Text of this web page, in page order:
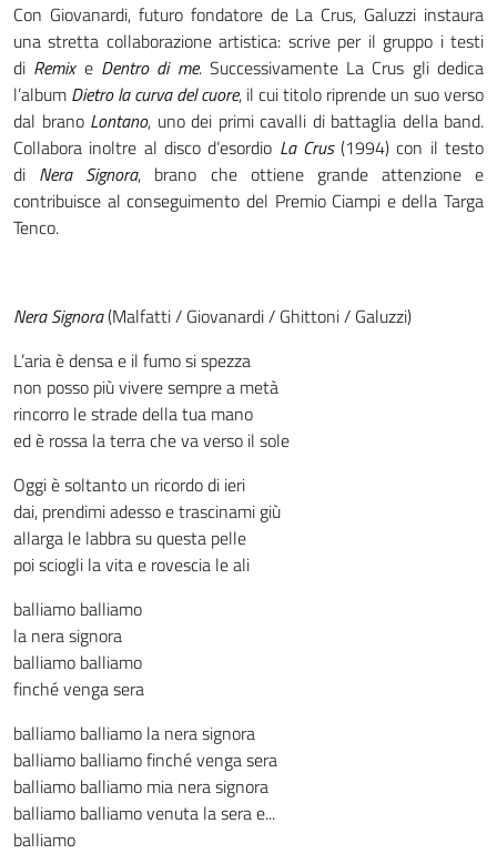
Con Giovanardi, futuro fondatore de La Crus, Galuzzi instaura
una stretta collaborazione artistica: scrive per il gruppo i testi
di Remixe Dentro di me. Successivamente La Crus gli dedica
l’album Dietro la curva del cuore, il cui titolo riprende un suo verso
dal brano Lontano, uno dei primi cavalli di battaglia della band.
Collabora inoltre al disco d’esordio La Crus(1994) con il testo
di Nera Signora, brano che ottiene grande attenzione e
contribuisce al conseguimento del Premio Ciampi e della Targa
Tenco.
Nera Signora(Malfatti / Giovanardi / Ghittoni / Galuzzi)
L’aria è densa e il fumo si spezza
non posso più vivere sempre a metà
rincorro le strade della tua mano
ed è rossa la terra che va verso il sole
Oggi è soltanto un ricordo di ieri
dai, prendimi adesso e trascinami giù
allarga le labbra su questa pelle
poi sciogli la vita e rovescia le ali
balliamo balliamo
la nera signora
balliamo balliamo
finché venga sera
balliamo balliamo la nera signora
balliamo balliamo finché venga sera
balliamo balliamo mia nera signora
balliamo balliamo venuta la sera e...
balliamo